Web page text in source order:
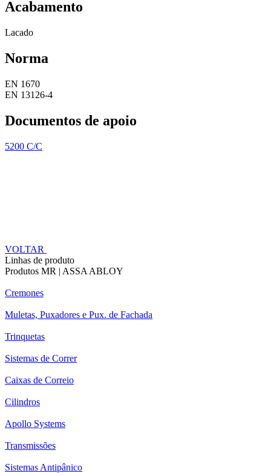
Acabamento
Lacado
Norma
EN 1670
EN 13126-4
Documentos de apoio
5200 C/C
VOLTAR
Linhas de produto
Produtos MR | ASSA ABLOY
Cremones
Muletas, Puxadores e Pux. de Fachada
Trinquetas
Sistemas de Correr
Caixas de Correio
Cilindros
Apollo Systems
Transmissões
Sistemas Antipânico